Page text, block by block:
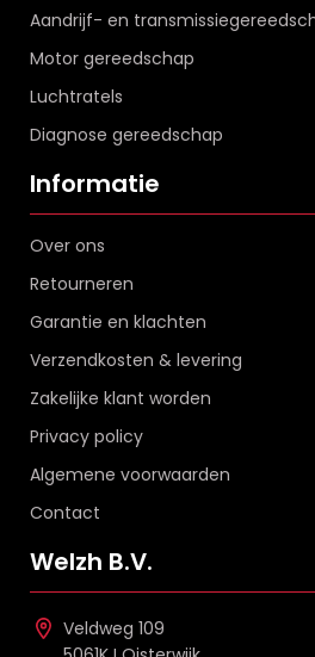
Aandrijf- en
Motor gereedschap
Luchtratels
Diagnose gereedschap
Informatie
Over ons
Retourneren
Garantie en klachten
Verzendkosten & levering
Zakelijke klant worden
Privacy policy
Algemene voorwaarden
Contact
Welzh B.V.
Veldweg 109